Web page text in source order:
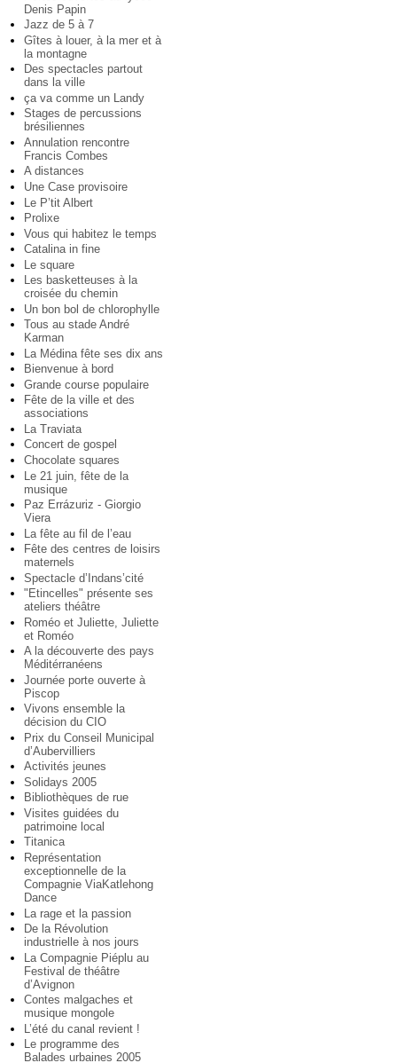
Denis Papin
Jazz de 5 à 7
Gîtes à louer, à la mer et à
la montagne
Des spectacles partout
dans la ville
ça va comme un Landy
Stages de percussions
brésiliennes
Annulation rencontre
Francis Combes
A distances
Une Case provisoire
Le P’tit Albert
Prolixe
Vous qui habitez le temps
Catalina in fine
Le square
Les basketteuses à la
croisée du chemin
Un bon bol de chlorophylle
Tous au stade André
Karman
La Médina fête ses dix ans
Bienvenue à bord
Grande course populaire
Fête de la ville et des
associations
La Traviata
Concert de gospel
Chocolate squares
Le 21 juin, fête de la
musique
Paz Errázuriz - Giorgio
Viera
La fête au fil de l’eau
Fête des centres de loisirs
maternels
Spectacle d’Indans’cité
"Etincelles" présente ses
ateliers théâtre
Roméo et Juliette, Juliette
et Roméo
A la découverte des pays
Méditérranéens
Journée porte ouverte à
Piscop
Vivons ensemble la
décision du CIO
Prix du Conseil Municipal
d’Aubervilliers
Activités jeunes
Solidays 2005
Bibliothèques de rue
Visites guidées du
patrimoine local
Titanica
Représentation
exceptionnelle de la
Compagnie ViaKatlehong
Dance
La rage et la passion
De la Révolution
industrielle à nos jours
La Compagnie Piéplu au
Festival de théâtre
d’Avignon
Contes malgaches et
musique mongole
L’été du canal revient !
Le programme des
Balades urbaines 2005